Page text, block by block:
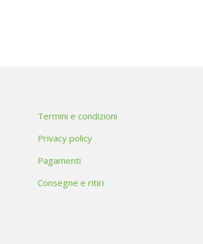
Termini e condizioni
Privacy policy
Pagamenti
Consegne e ritiri